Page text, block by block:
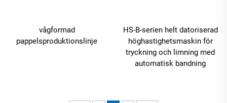
vågformad
pappelsproduktionslinje
HS-B-serien helt datoriserad
höghastighetsmaskin för
tryckning och limning med
automatisk bandning